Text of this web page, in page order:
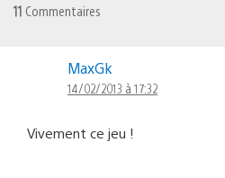
11 Commentaires
MaxGk
14/02/2013 à 17:32
Vivement ce jeu !